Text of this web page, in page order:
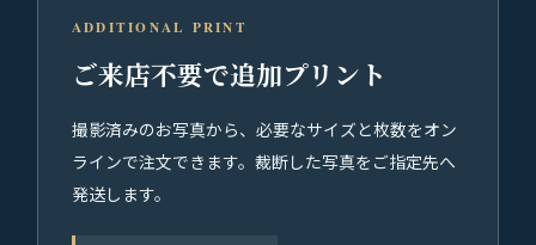
ADDITIONAL PRINT
ご来店不要で追加プリント
撮影済みのお写真から、必要なサイズと枚数をオン
ラインで注文できます。裁断した写真をご指定先へ
発送します。